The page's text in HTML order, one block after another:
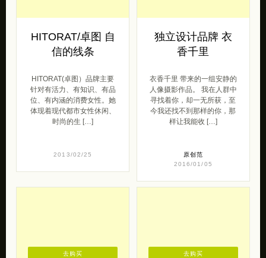
HITORAT/卓图 自
信的线条
HITORAT(卓图）品牌主要
针对有活力、有知识、有品
位、有内涵的消费女性。她
体现着现代都市女性休闲、
时尚的生 […]
2013/02/25
独立设计品牌 衣
香千里
衣香千里 带来的一组安静的
人像摄影作品。 我在人群中
寻找着你，却一无所获，至
今我还找不到那样的你，那
样让我能收 […]
原创范
2016/01/05
去购买 去购买